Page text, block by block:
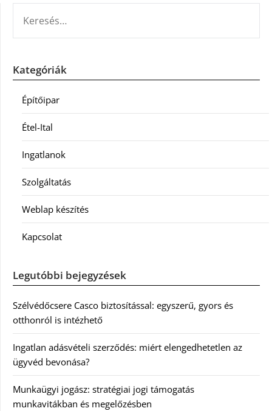
Kategóriák
Építőipar
Étel-Ital
Ingatlanok
Szolgáltatás
Weblap készítés
Kapcsolat
Legutóbbi bejegyzések
Szélvédőcsere Casco biztosítással: egyszerű, gyors és
otthonról is intézhető
Ingatlan adásvételi szerződés: miért elengedhetetlen az
ügyvéd bevonása?
Munkaügyi jogász: stratégiai jogi támogatás
munkavitákban és megelőzésben